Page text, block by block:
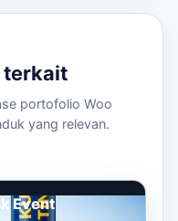
terkait
portofolio Woo
yang relevan.
Event